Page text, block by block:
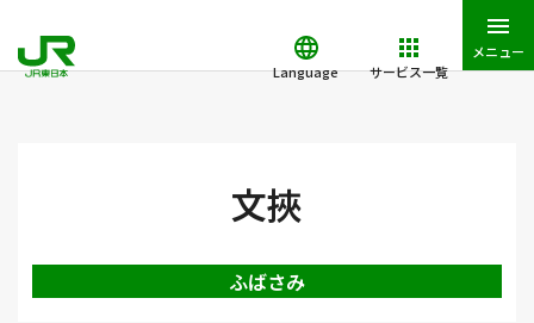
Language サービス一覧
メニュー
文挾
ふばさみ